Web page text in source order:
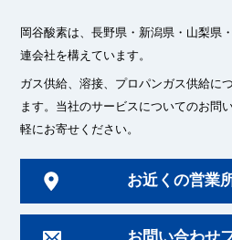
岡谷酸素は、長野県・新潟県・山梨県
連会社を構えています。
ガス供給、溶接、プロパンガス供給に
ます。 当社のサービスについてのお問
軽にお寄せください。
お近くの営業
お問い合わせ